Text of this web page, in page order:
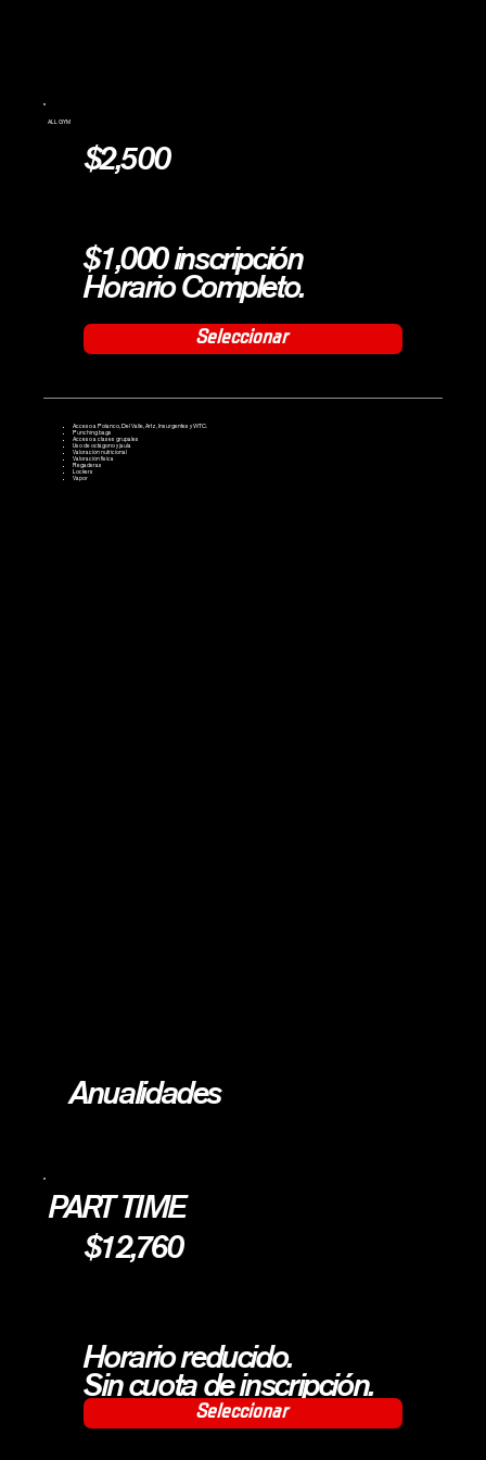
ALL GYM
$2,500
$1,000 inscripción
Horario Completo.
Seleccionar
Acceso a Polanco, Del Valle, Artz, Insurgentes y WTC.
Punching bags
Acceso a clases grupales
Uso de octágono y jaula
Valoración nutricional
Valoración física
Regaderas
Lockers
Vapor
Anualidades
PART TIME
$12,760
Horario reducido.
Sin cuota de inscripción.
Seleccionar